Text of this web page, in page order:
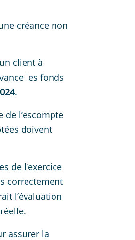
créance non
client à
les fonds
.
l’escompte
doivent
de l’exercice
correctement
l’évaluation
assurer la